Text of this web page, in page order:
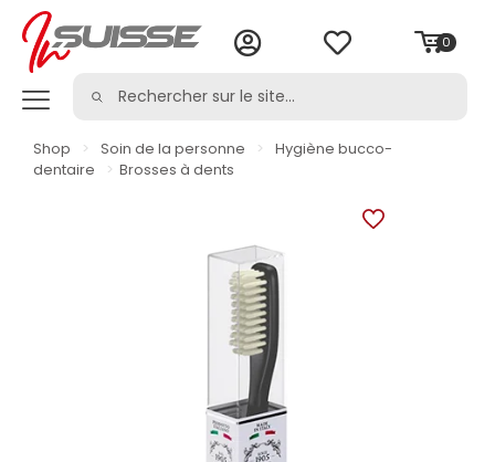
0
Shop > Soin de la personne >
Hygiène bucco-
dentaire
> Brosses à dents